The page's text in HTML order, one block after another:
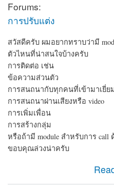
Forums:
การปรับแต่ง
สวัสดีครับ ผมอยากทราบว่ามี
ตัวไหนที่น่าสนใจบ้างครับ
การติดต่อ เช่น
ข้อความส่วนตัว
การสนถนากับทุกคนที่เข้ามาเยี่ย
การสนถนาผ่านเสียงหรือ video
การเพิ่มเพื่อน
การสร้างกลุ่ม
หรือถ้ามี module สำหรับการ call
ขอบคุณล่วงน่าครับ